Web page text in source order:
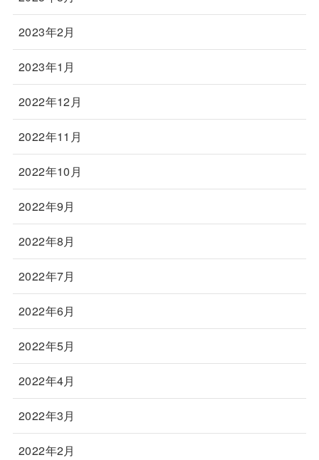
2023年2月
2023年1月
2022年12月
2022年11月
2022年10月
2022年9月
2022年8月
2022年7月
2022年6月
2022年5月
2022年4月
2022年3月
2022年2月